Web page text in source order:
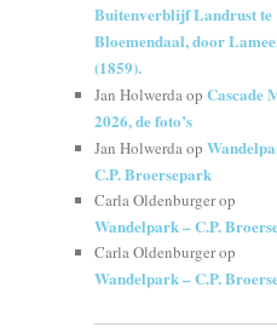
Buitenverblijf Landrust te
Bloemendaal, door
(1859).
Jan Holwerdaop Cascade
2026, de foto’s
Jan Holwerdaop
C.P. Broersepark
Carla Oldenburgerop
Wandelpark – C.P.
Carla Oldenburgerop
Wandelpark – C.P.